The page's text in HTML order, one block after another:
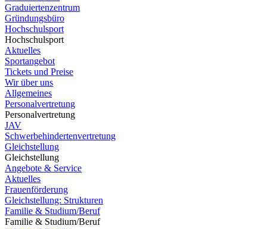
Graduiertenzentrum
Gründungsbüro
Hochschulsport
Hochschulsport
Aktuelles
Sportangebot
Tickets und Preise
Wir über uns
Allgemeines
Personalvertretung
Personalvertretung
JAV
Schwerbehindertenvertretung
Gleichstellung
Gleichstellung
Angebote & Service
Aktuelles
Frauenförderung
Gleichstellung: Strukturen
Familie & Studium/Beruf
Familie & Studium/Beruf